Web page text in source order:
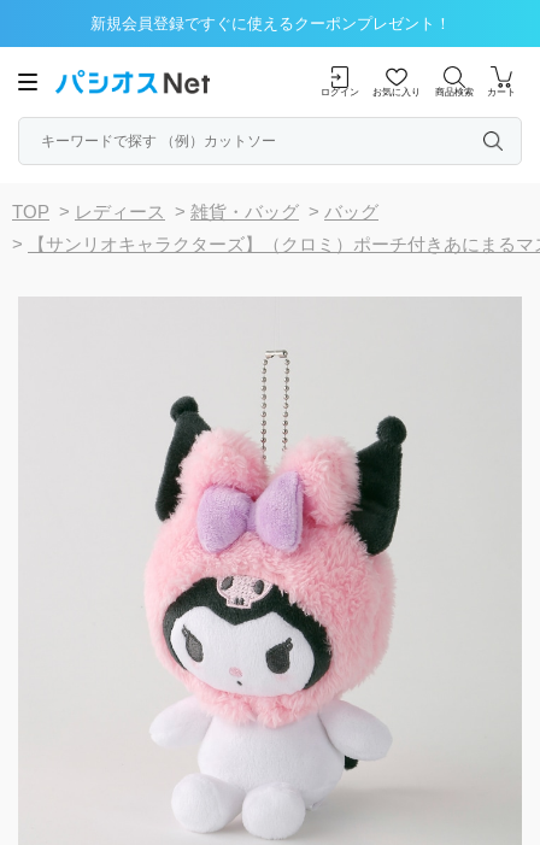
新規会員登録ですぐに使えるクーポンプレゼント！
ログイン お気に入り 商品検索 カート
TOP > レディース > 雑貨・バッグ > バッグ
>
【サンリオキャラクターズ】（クロミ）ポーチ付きあにまるマ